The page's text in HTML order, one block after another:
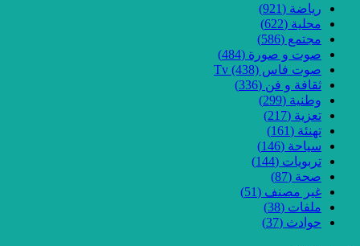
رياضة (921)
محلية (622)
مجتمع (586)
صوت و صورة (484)
صوت فاس Tv (438)
ثقافة و فن (336)
وطنية (299)
تعزية (217)
تهنئة (161)
سياحة (146)
تربويات (144)
صحة (87)
غير مصنف (51)
ملفات (38)
حوادث (37)